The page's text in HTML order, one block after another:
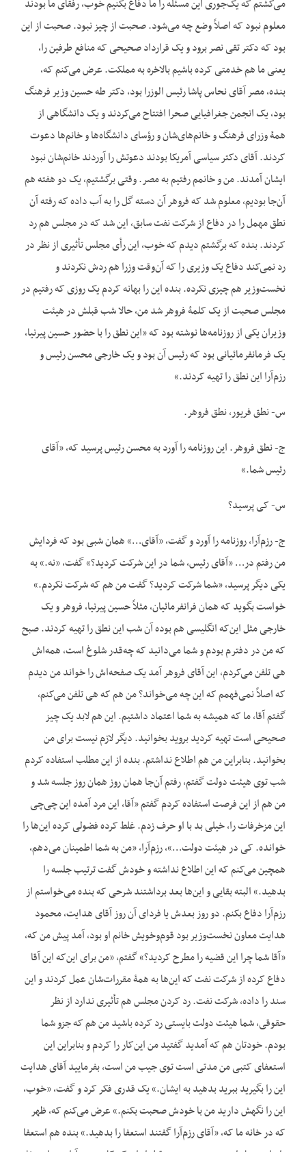
می‌گشتم که یک‌جوری این مسئله را ما دفاع بکنیم خوب، رفقای ما بودند
معلوم نبود که اصلاً وضع چه می‌شود. صحبت از چیز نبود. صحبت از این
بود که دکتر تقی‌ نصر برود و یک قرارداد صحیحی که منافع طرفین را،
یعنی ما هم خدمتی کرده باشیم بالاخره به مملکت. عرض می‌کنم که،
بنده، مصر آقای نحاس پاشا رئیس الوزرا بود، دکتر طه‌ حسین وزیر فرهنگ
بود، یک انجمن جغرافیایی صحرا افتتاح می‌کردند و یک دانشگاهی از
همۀ وزرای فرهنگ و خانم‌های‌شان و رؤسای دانشگاه‌ها و خانم‌ها دعوت
کردند. آقای دکتر سیاسی آمریکا بودند دعوتش را آوردند خانم‌شان نبود
ایشان آمدند. من و خانمم رفتیم به مصر. وقتی برگشتیم، یک دو هفته هم
آن‌جا بودیم، معلوم شد که فروهر آن دسته گل را به آب داده که رفته آن
نطق مهمل را در دفاع از شرکت نفت سابق، این شد که در مجلس هم رد
کردند. بنده که برگشتم دیدم که خوب، این رأی مجلس تأثیری از نظر در
رد نمی‌کند دفاع یک وزیری را که آن‌وقت وزرا هم ردش نکردند و
نخست‌وزیر هم چیزی نکرده. بنده این را بهانه کردم یک ‌روزی که رفتیم در
مجلس صحبت از یک کلمۀ فروهر شد من، حالا شب قبلش در هیئت
وزیران یکی از روزنامه‌ها نوشته بود که «این نطق را با حضور حسین پیرنیا،
یک فرمانفرمائیانی بود که رئیس آن بود و یک خارجی محسن رئیس و
رزم‌آرا این نطق را تهیه کردند.»
س- نطق ‌فریور، نطق‌ فروهر.
ج- نطق فروهر. این روزنامه را آورد به محسن رئیس پرسید که، «آقای
رئیس شما.»
س- کی پرسید؟
ج- رزم‌آرا، روزنامه را آورد و گفت، «آقای…» همان شبی بود که فردایش
من رفتم در… «آقای رئیس، شما در این شرکت کردید؟» گفت، «نه.» به
یکی دیگر پرسید، «شما شرکت کردید؟ گفت من هم که شرکت نکردم.»
خواست بگوید که همان فرانفرمائیان، مثلاً حسین پیرنیا، فروهر و یک
خارجی مثل این‌که انگلیسی هم بوده آن شب این نطق را تهیه کردند. صبح
که من در دفترم بودم و شما می‌دانید که چه‌قدر شلوغ است، همه‌اش
هی تلفن می‌کردم، این آقای فروهر آمد یک صفحه‌اش را خواند من دیدم
که اصلاً نمی‌فهمم که این چه می‌خواند؟ من هم که هی تلفن می‌کنم،
گفتم آقا، ما که همیشه به شما اعتماد داشتیم. این هم لابد یک چیز
صحیحی است تهیه کردید بروید بخوانید. دیگر لازم نیست برای من
بخوانید. بنابراین من هم اطلاع نداشتم. بنده از این مطلب استفاده کردم
شب توی هیئت دولت گفتم، رفتم آن‌جا همان روز همان روز جلسه شد و
من هم از این فرصت استفاده کردم گفتم «آقا، این مرد آمده این چی‌چی
این مزخرفات را، خیلی بد با او حرف زدم. غلط کرده فضولی کرده این‌ها را
خوانده. کی در هیئت دولت…»، رزم‌آرا، «من به شما اطمینان می‌دهم،
همچین می‌کنم که این اطلاع نداشته و خودش گفت ترتیب جلسه را
بدهید.» البته بقایی و این‌ها بعد برداشتند شرحی که بنده می‌خواستم از
رزم‌آرا دفاع بکنم. دو روز بعدش یا فردای آن روز آقای هدایت، محمود
هدایت معاون نخست‌وزیر بود قوم‌وخویش خانم او بود، آمد پیش من که،
«آقا شما چرا این قضیه را مطرح کردید؟» گفتم، «من برای این‌که این آقا
دفاع کرده از شرکت نفت که این‌ها به همۀ مقررات‌شان عمل کردند و این
سند را داده، شرکت نفت. رد کردن مجلس هم تأثیری ندارد از نظر
حقوقی، شما هیئت دولت بایستی رد کرده باشید من هم که جزو شما
بودم. خودتان هم که آمدید گفتید من این‌کار را کردم و بنابراین این
استعفای کتبی من مدتی است توی جیب من است، بفرمایید آقای هدایت
این را بگیرید ببرید بدهید به ایشان.» یک قدری فکر کرد و گفت، «خوب،
این را نگهش دارید من با خودش صحبت بکنم.» عرض می‌کنم که، ظهر
که در خانه ما که، «آقای رزم‌آرا گفتند استعفا را بدهید.» بنده هم استعفا